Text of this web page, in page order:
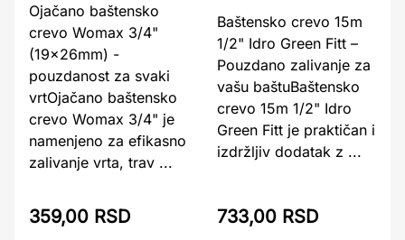
Ojačano baštensko
crevo Womax 3/4"
(19x26mm) -
pouzdanost za svaki
vrtOjačano baštensko
crevo Womax 3/4" je
namenjeno za efikasno
zalivanje vrta, trav ...
359,00 RSD
Baštensko crevo 15m
1/2" Idro Green Fitt –
Pouzdano zalivanje za
vašu baštuBaštensko
crevo 15m 1/2" Idro
Green Fitt je praktičan i
izdržljiv dodatak z ...
733,00 RSD